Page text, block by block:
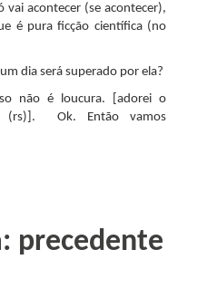
vai acontecer (se acontecer),
é pura ficção científica (no
dia será superado por ela?
não é loucura. [adorei o
(rs)]. Ok. Então vamos
precedente